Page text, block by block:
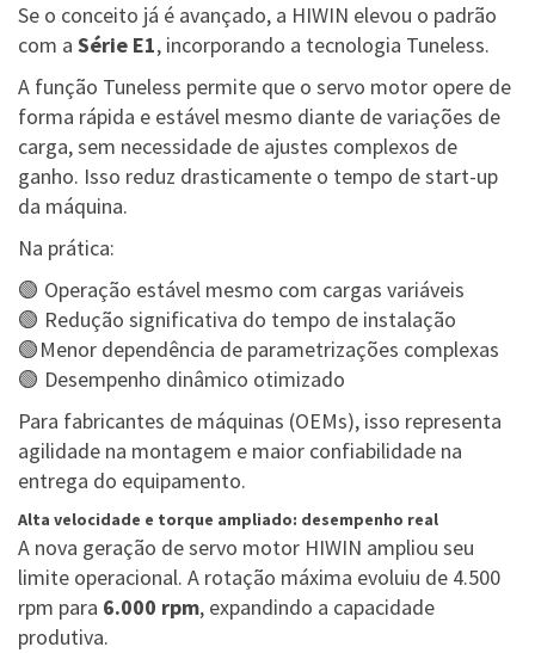
Se o conceito já é avançado, a HIWIN elevou o padrão
com a Série E1, incorporando a tecnologia Tuneless.
A função Tuneless permite que o servo motor opere de
forma rápida e estável mesmo diante de variações de
carga, sem necessidade de ajustes complexos de
ganho. Isso reduz drasticamente o tempo de start-up
da máquina.
Na prática:
🟢 Operação estável mesmo com cargas variáveis
🟢 Redução significativa do tempo de instalação
🟢Menor dependência de parametrizações complexas
🟢 Desempenho dinâmico otimizado
Para fabricantes de máquinas (OEMs), isso representa
agilidade na montagem e maior confiabilidade na
entrega do equipamento.
Alta velocidade e torque ampliado: desempenho real
A nova geração de servo motor HIWIN ampliou seu
limite operacional. A rotação máxima evoluiu de 4.500
rpm para 6.000 rpm, expandindo a capacidade
produtiva.